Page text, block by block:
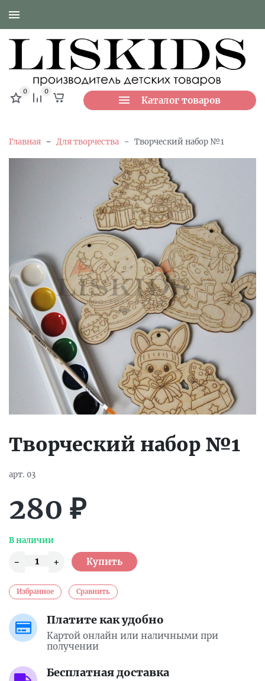
Каталог товаров
0 0
Главная - Для творчества - Творческий набор №1
Творческий набор №1
арт. 03
280 ₽
В наличии
Избранное Сравнить
Платите как удобно
Картой онлайн или наличными при
получении
Бесплатная доставка